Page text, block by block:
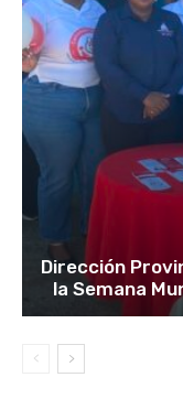
Dirección
la Semana